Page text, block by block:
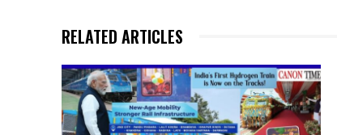
RELATED ARTICLES